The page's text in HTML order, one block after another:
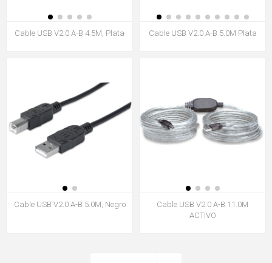
Cable USB V2.0 A-B 4.5M, Plata Cable USB V2.0 A-B 5.0M Plata
Cable USB V2.0 A-B 5.0M, Negro
Cable USB V2.0 A-B 11.0M
ACTIVO